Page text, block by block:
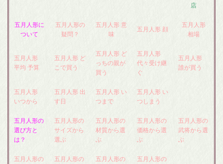
店
五月人形に
ついて
五月人形の
疑問？
五月人形 意
味
五月人形 顔
五月人形
相場
五月人形
平均 予算
五月人形 ど
こで買う
五月人形 ど
っちの親が
買う
五月人形
代々受け継
ぐ
五月人形
誰が買う
五月人形
いつから
五月人形 出
す日
五月人形 い
つまで
五月人形 い
つしまう
五月人形の
選び方と
は？
五月人形の
サイズから
選ぶ
五月人形の
材質から選
ぶ
五月人形の
価格から選
ぶ
五月人形の
武将から選
ぶ
五月人形の
五月人形の
五月人形の
五月人形の